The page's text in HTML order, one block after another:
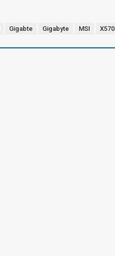
Gigabte Gigabyte MSI X570